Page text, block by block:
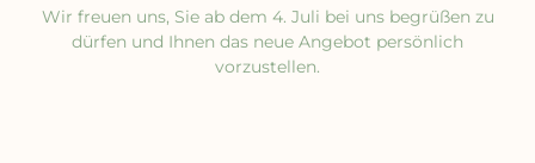
Wir freuen uns, Sie ab dem 4. Juli bei uns begrüßen zu
dürfen und Ihnen das neue Angebot persönlich
vorzustellen.